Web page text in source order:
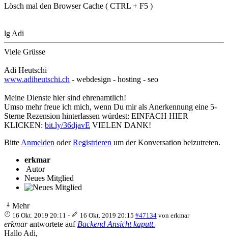
Lösch mal den Browser Cache ( CTRL + F5 )
lg Adi
Viele Grüsse
Adi Heutschi
www.adiheutschi.ch - webdesign - hosting - seo
Meine Dienste hier sind ehrenamtlich!
Umso mehr freue ich mich, wenn Du mir als Anerkennung eine 5-
Sterne Rezension hinterlassen würdest: EINFACH HIER
KLICKEN: bit.ly/36djavE VIELEN DANK!
Bitte Anmelden oderRegistrieren um der Konversation beizutreten.
erkmar
Autor
Neues Mitglied
Mehr
16 Okt. 2019 20:11 - 16 Okt. 2019 20:15 #47134 von erkmar
erkmarantwortete auf Backend Ansicht kaputt.
Hallo Adi,